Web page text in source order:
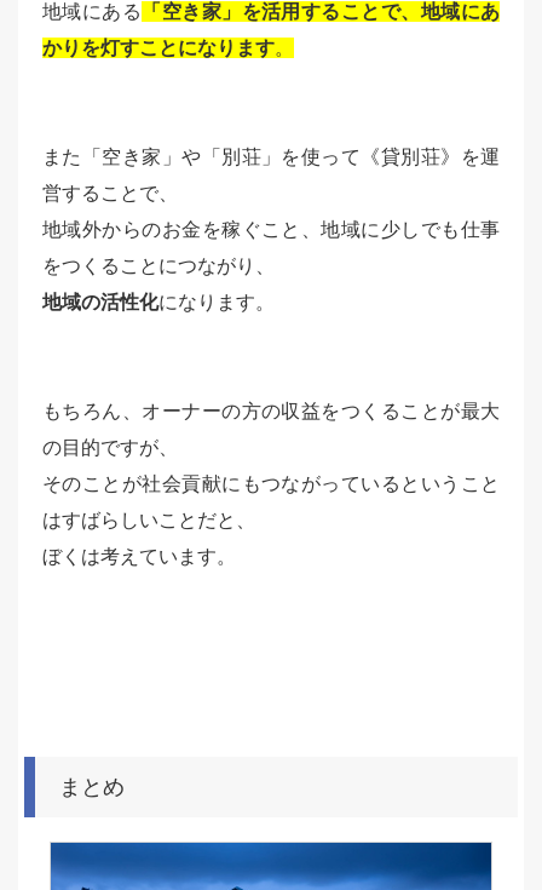
地域にある
「空き家」を活用することで、地域にあ
かりを灯すことになります。
また「空き家」や「別荘」を使って《貸別荘》を運
営することで、
地域外からのお金を稼ぐこと
、地域に少しでも仕事
をつくることにつながり
地域の活性化になります。
もちろん、オーナーの方の収益をつくることが最大
の目的ですが、
そのことが社会貢献にもつながっているということ
はすばらしいことだと
ぼくは考えています。
まとめ